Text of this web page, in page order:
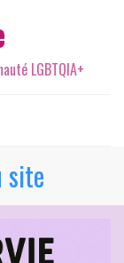
LGBTQIA+
site